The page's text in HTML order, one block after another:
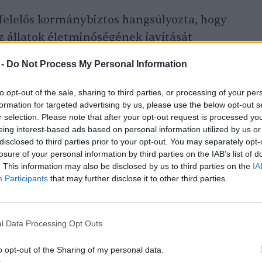
Do Not Process My Personal Information
opt-out of the sale, sharing to third parties, or processing of your
for targeted advertising by us, please use the below opt-out
selection. Please note that after your opt-out request is processed
interest-based ads based on personal information utilized by us
to third parties prior to your opt-out. You may separately
of your personal information by third parties on the IAB’s list of
This information may also be disclosed by us to third parties on the
Participants that may further disclose it to other third parties.
Data Processing Opt Outs
opt-out of the Sharing of my personal data.
kormánybiztos hangsúlyozta, hogy
állatok életminőségének javítását
példát is mutat, amely a
felelősségvállalás számára is
hogy rámutasson arra, hogy a vállalatok
kézzelfogható eredményeket hozhat
hogy az állatvédelem az állam és
és ezen program révén közösen
rendelkezésre álljon az a biztonságos
viszontagságai elől.”
Alapítvány és a Continest Technologies
együttműködjenek az állatvédő
Continest Technologies Zrt. a legyártott